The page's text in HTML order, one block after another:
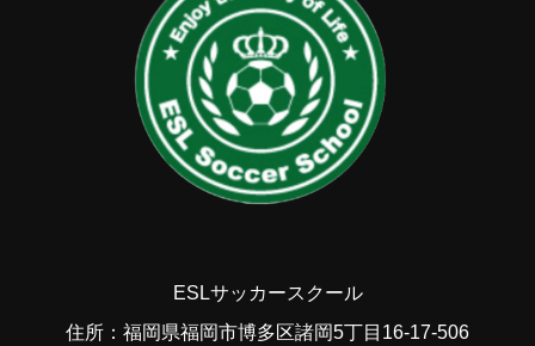
ESLサッカースクール
住所：福岡県福岡市博多区諸岡5丁目16-17-506